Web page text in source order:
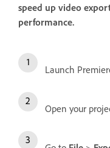
speed up video
performance.
Launch
Open your